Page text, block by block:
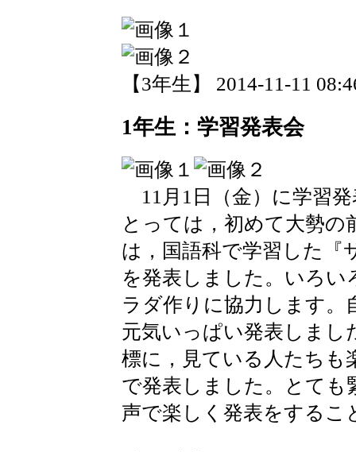
【3年生】 2014-11-11
1年生：学習発表会
11月1日（金）に学習
とっては，初めて大勢の
は，国語科で学習した『
を発表しました。いろ
ラダ作りに協力します。
元気いっぱい発表しまし
標に，見ている人たちも
で発表しました。とても
声で楽しく発表をするこ